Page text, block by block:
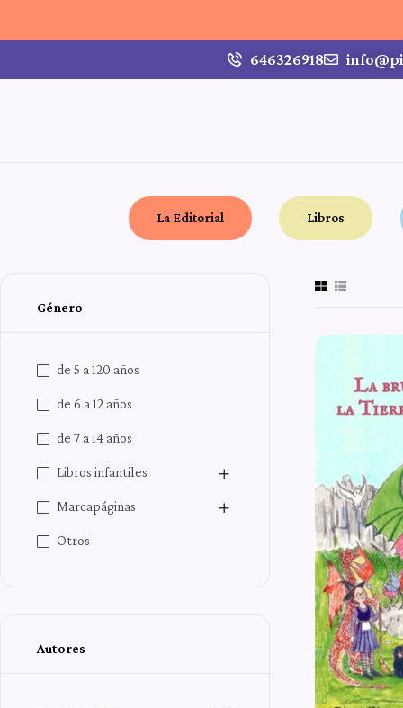
646326918
La Editorial Libros
Género
de 5 a 120 años
de 6 a 12 años
de 7 a 14 años
Libros infantiles
Marcapáginas
Otros
Autores